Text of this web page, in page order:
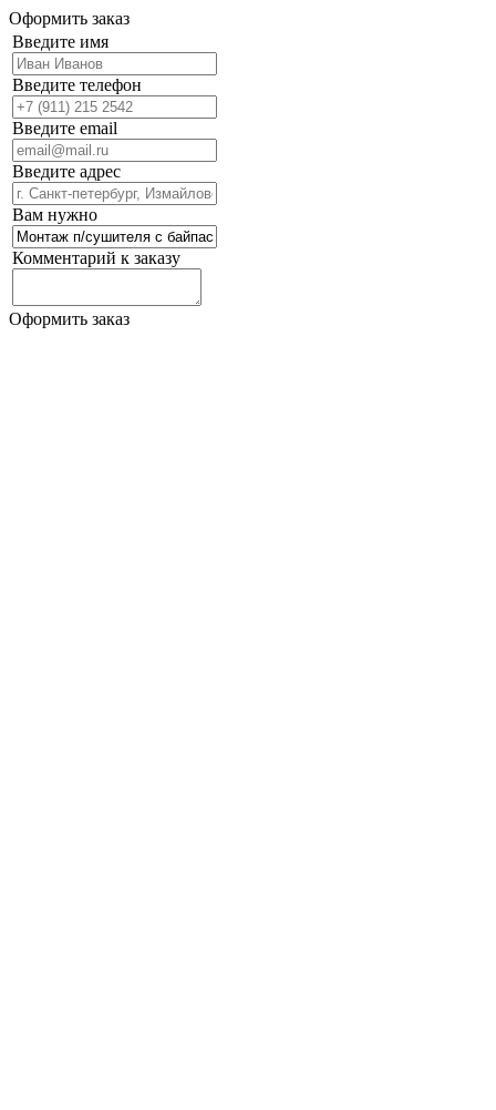
Оформить заказ
Введите имя
Введите телефон
Введите email
Введите адрес
Вам нужно
Комментарий к заказу
Оформить заказ